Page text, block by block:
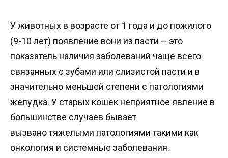
У животных в возрасте от 1 года и до пожилого
(9-10 лет) появление вони из пасти – это
показатель наличия заболеваний чаще всего
связанных с зубами или слизистой пасти и в
значительно меньшей степени с патологиями
желудка. У старых кошек неприятное явление в
большинстве случаев бывает
вызвано тяжелыми патологиями такими как
онкология и системные заболевания.